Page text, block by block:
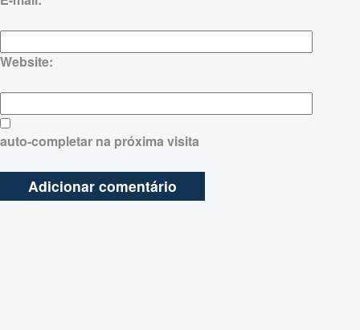
Website:
auto-completar na próxima visita